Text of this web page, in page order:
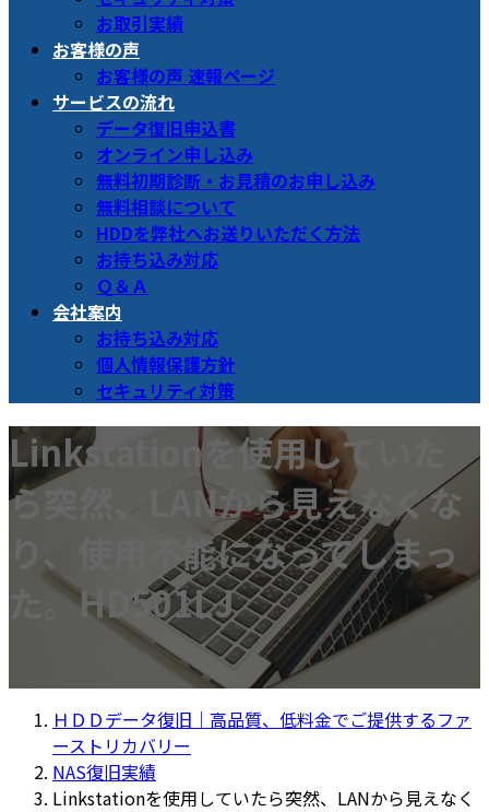
お取引実績
お客様の声
お客様の声 速報ページ
サービスの流れ
データ復旧申込書
オンライン申し込み
無料初期診断・お見積のお申し込み
無料相談について
HDDを弊社へお送りいただく方法
お持ち込み対応
Ｑ＆Ａ
会社案内
お持ち込み対応
個人情報保護方針
セキュリティ対策
Linkstationを使用していた
ら突然、LANから見えなくな
り、使用不能になってしまっ
た。HD501LJ
ＨＤＤデータ復旧｜高品質、低料金でご提供するファ
ーストリカバリー
NAS復旧実績
Linkstationを使用していたら突然、LANから見えなく